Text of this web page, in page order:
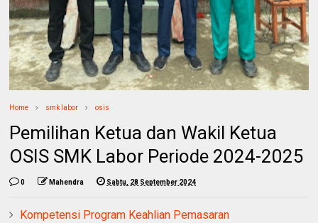
Home smk labor osis
Pemilihan Ketua dan Wakil Ketua
OSIS SMK Labor Periode 2024-2025
0 Mahendra Sabtu, 28 September 2024
Kompetensi Program Keahlian Pemasaran